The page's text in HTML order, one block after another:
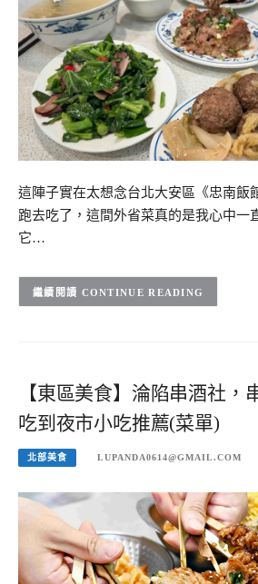
這陣子實在太想念台北大安區《忠南飯
跑去吃了，這間外省菜真的是我心中一
它…
CONTINUE READING
【東區美食】淪陷串酒社，
吃到夜市小吃推薦(菜單)
北部美食 LUPANDA0614@GMAIL.COM